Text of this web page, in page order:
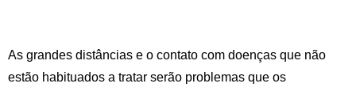
As grandes distâncias e o contato com doenças que não
estão habituados a tratar serão problemas que os